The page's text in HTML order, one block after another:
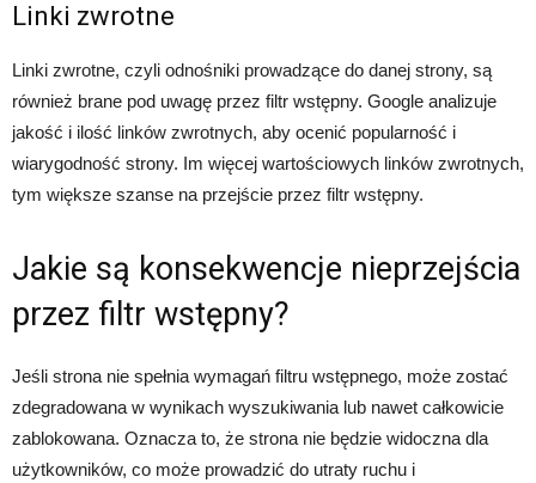
Linki zwrotne
Linki zwrotne, czyli odnośniki prowadzące do danej strony, są
również brane pod uwagę przez filtr wstępny. Google analizuje
jakość i ilość linków zwrotnych, aby ocenić popularność i
wiarygodność strony. Im więcej wartościowych linków zwrotnych,
tym większe szanse na przejście przez filtr wstępny.
Jakie są konsekwencje nieprzejścia
przez filtr wstępny?
Jeśli strona nie spełnia wymagań filtru wstępnego, może zostać
zdegradowana w wynikach wyszukiwania lub nawet całkowicie
zablokowana. Oznacza to, że strona nie będzie widoczna dla
użytkowników, co może prowadzić do utraty ruchu i